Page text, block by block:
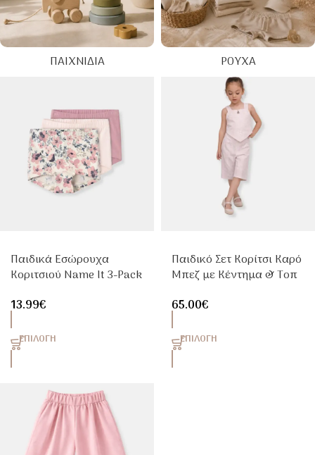
ΠΑΙΧΝΊΔΙΑ ΡΟΎΧΑ
Παιδικά Εσώρουχα
Κοριτσιού Name It 3-Pack
13.99€
ΕΠΙΛΟΓΉ
Παιδικό Σετ Κορίτσι Καρό
Μπεζ με Κέντημα & Τοπ
65.00€
ΕΠΙΛΟΓΉ